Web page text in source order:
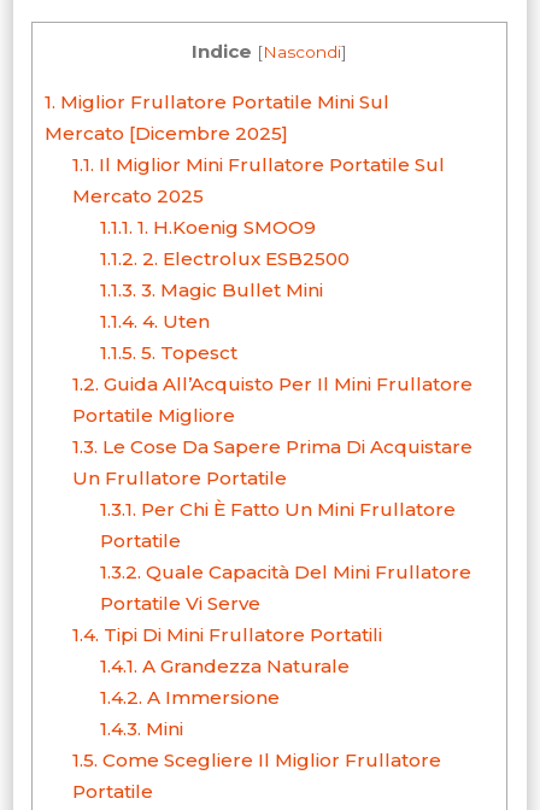
Indice [Nascondi]
1. Miglior Frullatore Portatile Mini Sul
Mercato [Dicembre 2025]
1.1. Il Miglior Mini Frullatore Portatile Sul
Mercato 2025
1.1.1. 1. H.Koenig SMOO9
1.1.2. 2. Electrolux ESB2500
1.1.3. 3. Magic Bullet Mini
1.1.4. 4. Uten
1.1.5. 5. Topesct
1.2. Guida All’Acquisto Per Il Mini Frullatore
Portatile Migliore
1.3. Le Cose Da Sapere Prima Di Acquistare
Un Frullatore Portatile
1.3.1. Per Chi È Fatto Un Mini Frullatore
Portatile
1.3.2. Quale Capacità Del Mini Frullatore
Portatile Vi Serve
1.4. Tipi Di Mini Frullatore Portatili
1.4.1. A Grandezza Naturale
1.4.2. A Immersione
1.4.3. Mini
1.5. Come Scegliere Il Miglior Frullatore
Portatile